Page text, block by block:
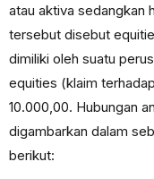
atau aktiva sedangkan
tersebut disebut
dimiliki oleh suatu
equities (klaim
10.000,00. Hubungan
digambarkan dalam
berikut: